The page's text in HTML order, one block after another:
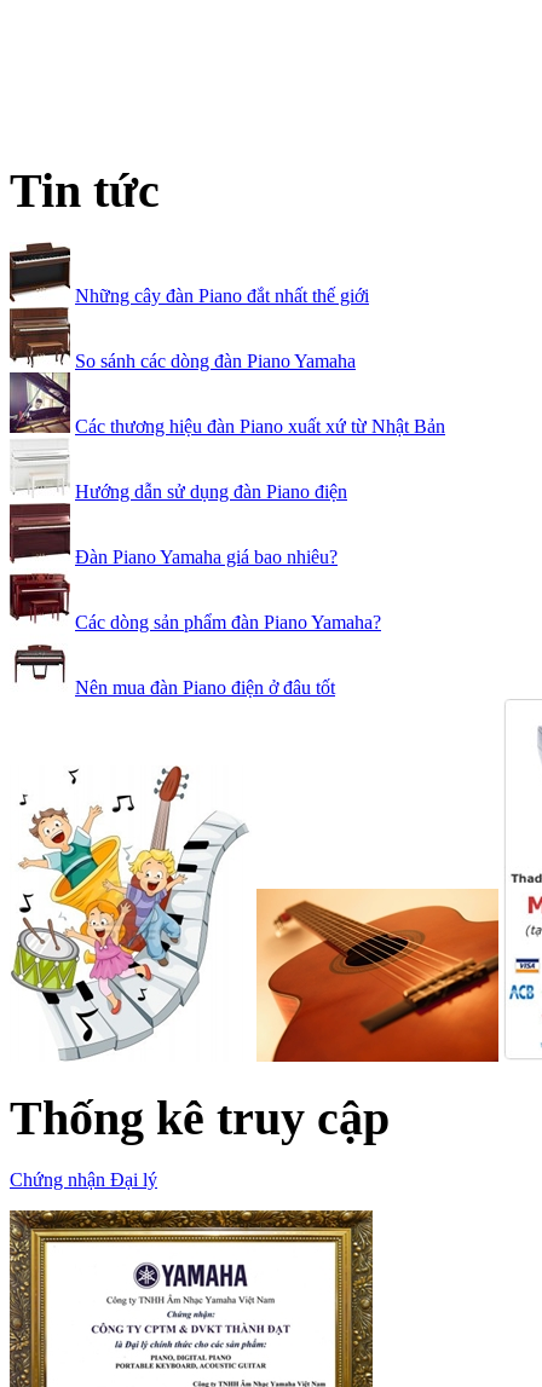
Tin tức
Những cây đàn Piano đắt nhất thế giới
So sánh các dòng đàn Piano Yamaha
Các thương hiệu đàn Piano xuất xứ từ Nhật Bản
Hướng dẫn sử dụng đàn Piano điện
Đàn Piano Yamaha giá bao nhiêu?
Các dòng sản phẩm đàn Piano Yamaha?
Nên mua đàn Piano điện ở đâu tốt
Thống kê truy cập
Chứng nhận Đại lý